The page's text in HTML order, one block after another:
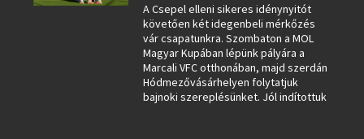
A Csepel elleni sikeres idénynyitót
követően két idegenbeli mérkőzés
vár csapatunkra. Szombaton a MOL
Magyar Kupában lépünk pályára a
Marcali VFC otthonában, majd szerdán
Hódmezővásárhelyen folytatjuk
bajnoki szereplésünket. Jól indítottuk